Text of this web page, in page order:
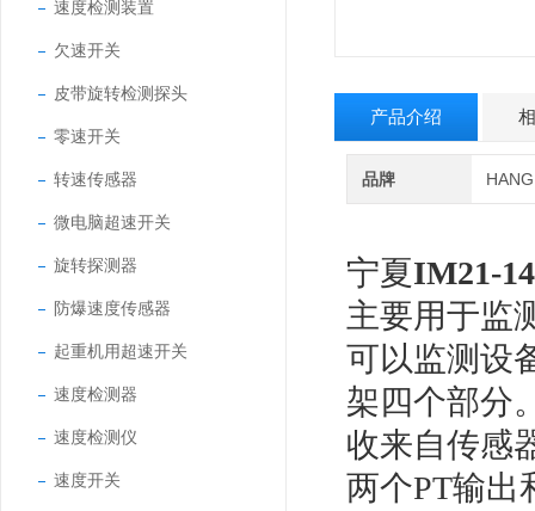
速度检测装置
欠速开关
皮带旋转检测探头
零速开关
转速传感器
微电脑超速开关
旋转探测器
防爆速度传感器
起重机用超速开关
速度检测器
速度检测仪
速度开关
产品介绍
品牌
宁夏IM21-
主要用于监
可以监测设
架四个部分
收来自传感
两个PT输出